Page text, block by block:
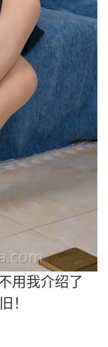
用我介绍了
！